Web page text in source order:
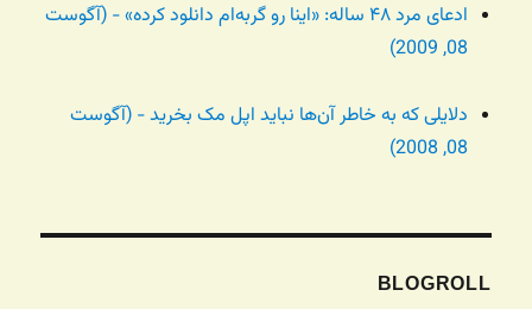
ادعای مرد ۴۸ ساله: «اینا رو گربه‌ام دانلود کرده» - (آگوست
08, 2009)
دلایلی که به خاطر آن‌ها نباید اپل مک بخرید - (آگوست
08, 2008)
BLOGROLL